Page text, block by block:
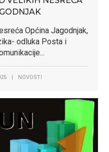
Općina Jagodnjak,
odluka Posta i
| NOVOSTI